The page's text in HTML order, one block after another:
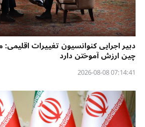
دبیر اجرایی کنوانسیون تغییرات
چین ارزش آموختن دارد
07:14:41 2026-08-08